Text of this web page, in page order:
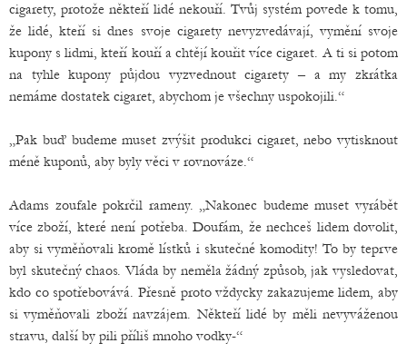
cigarety, protože někteří lidé nekouří. Tvůj systém povede k tomu,
že lidé, kteří si dnes svoje cigarety nevyzvedávají, vymění svoje
kupony s lidmi, kteří kouří a chtějí kouřit více cigaret. A ti si potom
na tyhle kupony půjdou vyzvednout cigarety – a my zkrátka
nemáme dostatek cigaret, abychom je všechny uspokojili.“
„Pak buď budeme muset zvýšit produkci cigaret, nebo vytisknout
méně kuponů, aby byly věci v rovnováze.“
Adams zoufale pokrčil rameny. „Nakonec budeme muset vyrábět
více zboží, které není potřeba. Doufám, že nechceš lidem dovolit,
aby si vyměňovali kromě lístků i skutečné komodity! To by teprve
byl skutečný chaos. Vláda by neměla žádný způsob, jak vysledovat,
kdo co spotřebovává. Přesně proto vždycky zakazujeme lidem, aby
si vyměňovali zboží navzájem. Někteří lidé by měli nevyváženou
stravu, další by pili příliš mnoho vodky-“